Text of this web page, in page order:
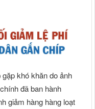
khó khăn do ảnh
đã ban hành
giảm hàng hàng loạt